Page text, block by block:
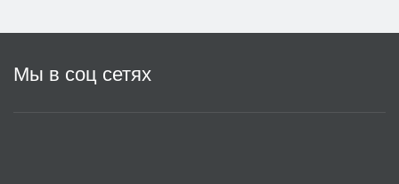
Мы в соц сетях